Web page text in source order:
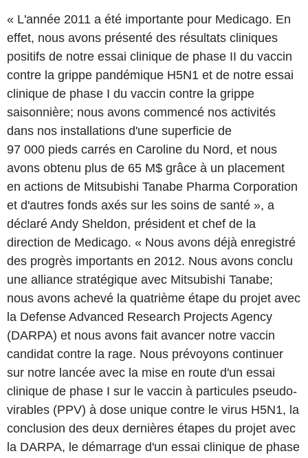
« L'année 2011 a été importante pour Medicago. En
effet, nous avons présenté des résultats cliniques
positifs de notre essai clinique de phase II du vaccin
contre la grippe pandémique H5N1 et de notre essai
clinique de phase I du vaccin contre la grippe
saisonnière; nous avons commencé nos activités
dans nos installations d'une superficie de
97 000 pieds carrés en Caroline du Nord, et nous
avons obtenu plus de 65 M$ grâce à un placement
en actions de Mitsubishi Tanabe Pharma Corporation
et d'autres fonds axés sur les soins de santé », a
déclaré Andy Sheldon, président et chef de la
direction de Medicago. « Nous avons déjà enregistré
des progrès importants en 2012. Nous avons conclu
une alliance stratégique avec Mitsubishi Tanabe;
nous avons achevé la quatrième étape du projet avec
la Defense Advanced Research Projects Agency
(DARPA) et nous avons fait avancer notre vaccin
candidat contre la rage. Nous prévoyons continuer
sur notre lancée avec la mise en route d'un essai
clinique de phase I sur le vaccin à particules pseudo-
virables (PPV) à dose unique contre le virus H5N1, la
conclusion des deux dernières étapes du projet avec
la DARPA, le démarrage d'un essai clinique de phase